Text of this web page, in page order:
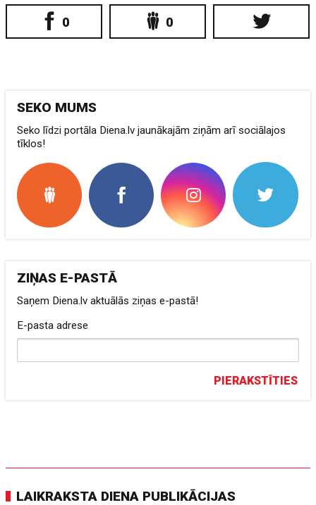
0 0
SEKO MUMS
Seko līdzi portāla Diena.lv jaunākajām ziņām arī sociālajos
tīklos!
ZIŅAS E-PASTĀ
Saņem Diena.lv aktuālās ziņas e-pastā!
E-pasta adrese
PIERAKSTĪTIES
LAIKRAKSTA DIENA PUBLIKĀCIJAS